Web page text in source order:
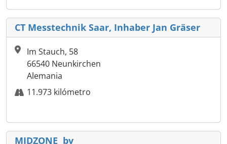
CT Messtechnik Saar, Inhaber Jan Gräser
Im Stauch, 58
66540 Neunkirchen
Alemania
11.973 kilómetro
MIDZONE bv